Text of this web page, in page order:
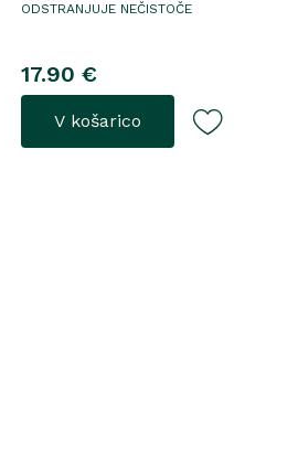
ODSTRANJUJE NEČISTOČE
17.90 €
V košarico